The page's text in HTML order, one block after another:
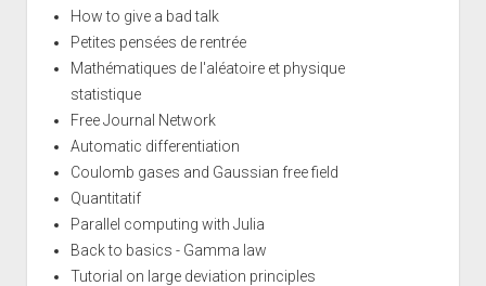
How to give a bad talk
Petites pensées de rentrée
Mathématiques de l'aléatoire et physique
statistique
Free Journal Network
Automatic differentiation
Coulomb gases and Gaussian free field
Quantitatif
Parallel computing with Julia
Back to basics - Gamma law
Tutorial on large deviation principles